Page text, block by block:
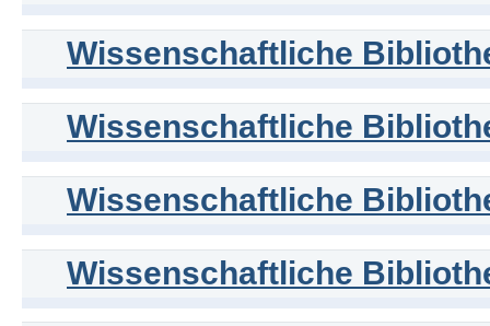
Wissenschaftliche
Wissenschaftliche
Wissenschaftliche
Wissenschaftliche